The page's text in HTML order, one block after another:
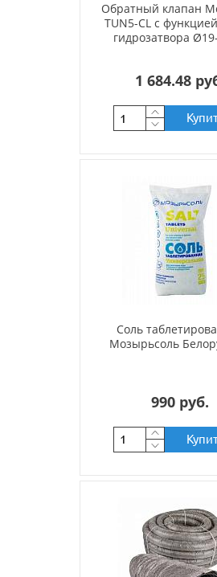
Обратный клапан
TUN5-CL с
гидрозатвора
1 684.48
Соль
Мозырьсоль
990 руб.